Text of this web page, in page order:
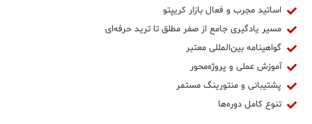
اساتید مجرب و فعال بازار کریپتو
مسیر یادگیری جامع از صفر مطلق تا ترید حرفه‌ای
گواهینامه بین‌المللی معتبر
آموزش عملی و پروژه‌محور
پشتیبانی و منتورینگ مستمر
تنوع کامل دوره‌ها